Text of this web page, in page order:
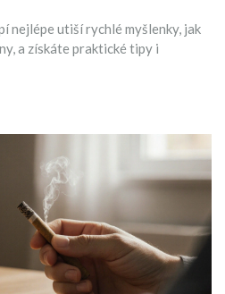
nejlépe utiší rychlé myšlenky, jak
a získáte praktické tipy i